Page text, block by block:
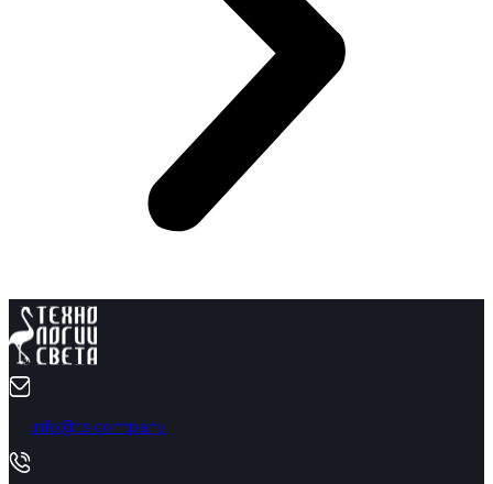
info@ts.company